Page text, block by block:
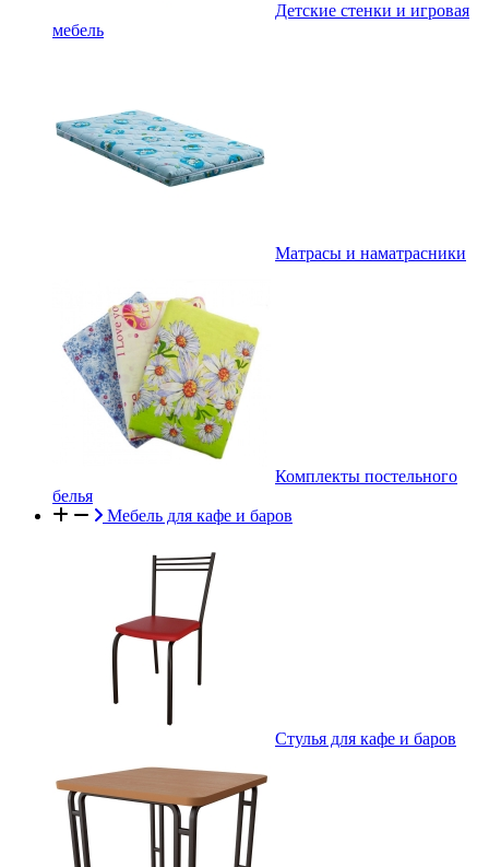
Детские стенки и игровая
мебель
Матрасы и наматрасники
Комплекты постельного
белья
Мебель для кафе и баров
Стулья для кафе и баров